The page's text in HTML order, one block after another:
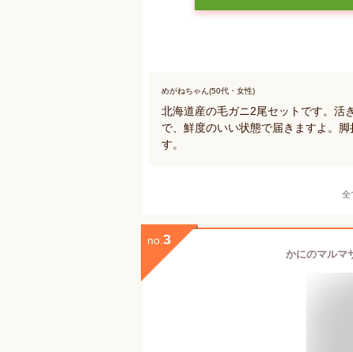
めがねちゃん(50代・女性)
北海道産の毛ガニ2尾セットです。活
で、鮮度のいい状態で届きますよ。
す。
全
no. 3
かにのマルマ